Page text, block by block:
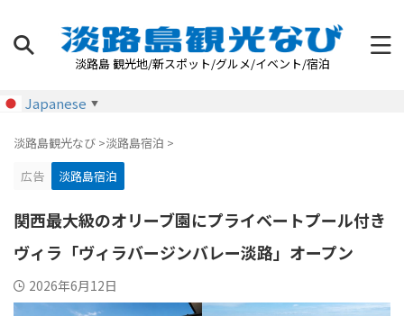
淡路島 観光地/新スポット/グルメ/イベント/宿泊
Japanese ▼
淡路島観光なび >淡路島宿泊 >
広告
淡路島宿泊
関西最大級のオリーブ園にプライベートプール付き
ヴィラ「ヴィラバージンバレー淡路」オープン
2026年6月12日